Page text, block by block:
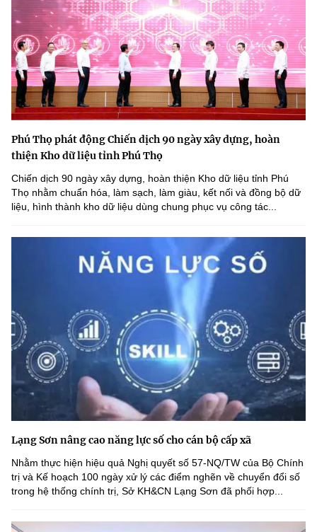
Phú Thọ phát động Chiến dịch 90 ngày xây dựng, hoàn
thiện Kho dữ liệu tỉnh Phú Thọ
Chiến dịch 90 ngày xây dựng, hoàn thiện Kho dữ liệu tỉnh Phú
Thọ nhằm chuẩn hóa, làm sạch, làm giàu, kết nối và đồng bộ dữ
liệu, hình thành kho dữ liệu dùng chung phục vụ công tác...
Lạng Sơn nâng cao năng lực số cho cán bộ cấp xã
Nhằm thực hiện hiệu quả Nghị quyết số 57-NQ/TW của Bộ Chính
trị và Kế hoạch 100 ngày xử lý các điểm nghẽn về chuyển đổi số
trong hệ thống chính trị, Sở KH&CN Lạng Sơn đã phối hợp...